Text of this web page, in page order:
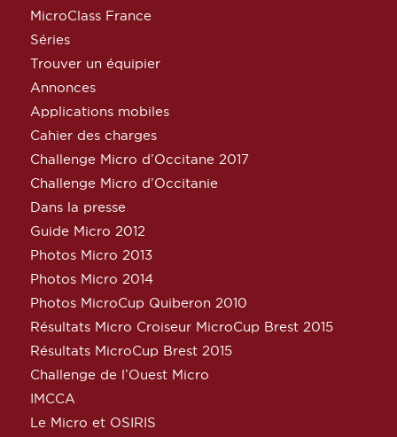
MicroClass France
Séries
Trouver un équipier
Annonces
Applications mobiles
Cahier des charges
Challenge Micro d’Occitane 2017
Challenge Micro d’Occitanie
Dans la presse
Guide Micro 2012
Photos Micro 2013
Photos Micro 2014
Photos MicroCup Quiberon 2010
Résultats Micro Croiseur MicroCup Brest 2015
Résultats MicroCup Brest 2015
Challenge de l’Ouest Micro
IMCCA
Le Micro et OSIRIS